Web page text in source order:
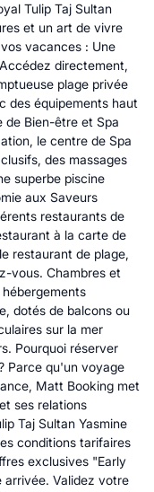
Tulip Taj Sultan
et un art de vivre
vacances : Une
directement,
plage privée
des équipements haut
de Bien-être et Spa
le centre de Spa
des massages
superbe piscine
aux Saveurs
restaurants de
à la carte de
restaurant de plage,
vous. Chambres et
dotés de balcons ou
sur la mer
Pourquoi réserver
Parce qu'un voyage
Matt Booking met
ses relations
Taj Sultan Yasmine
conditions tarifaires
exclusives "Early
arrivée. Validez votre